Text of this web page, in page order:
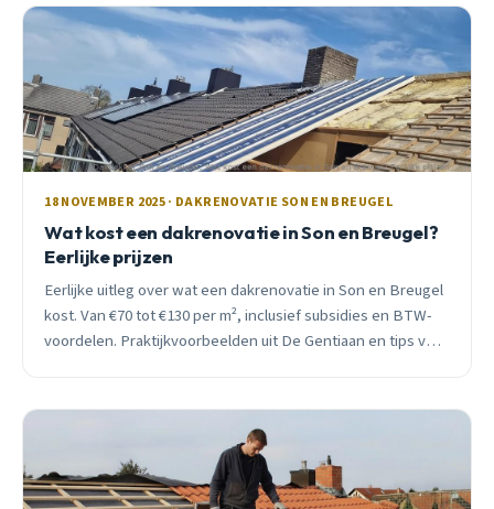
18 NOVEMBER 2025 · DAKRENOVATIE SON EN BREUGEL
Wat kost een dakrenovatie in Son en Breugel?
Eerlijke prijzen
Eerlijke uitleg over wat een dakrenovatie in Son en Breugel
kost. Van €70 tot €130 per m², inclusief subsidies en BTW-
voordelen. Praktijkvoorbeelden uit De Gentiaan en tips voor